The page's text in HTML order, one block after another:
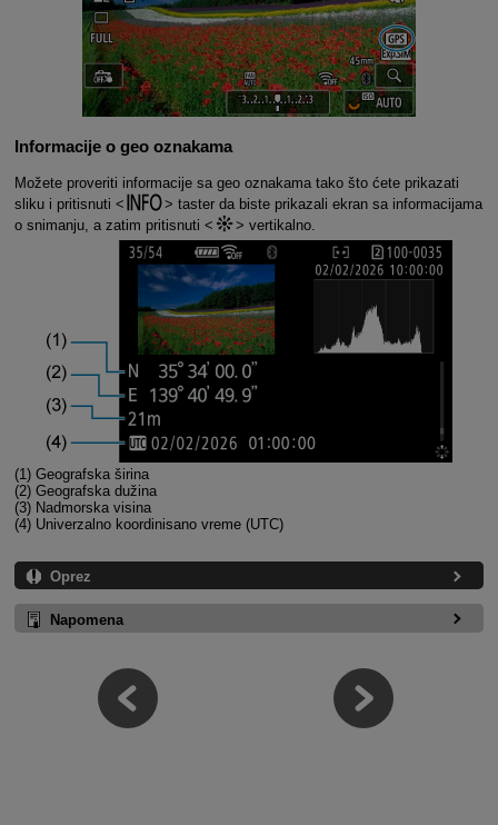
Informacije o geo oznakama
Možete proveriti informacije sa geo oznakama tako što ćete prikazati
sliku i pritisnuti
taster da biste prikazali ekran sa informacijama
o snimanju, a zatim pritisnuti
vertikalno.
(1) Geografska širina
(2) Geografska dužina
(3) Nadmorska visina
(4) Univerzalno koordinisano vreme (UTC)
Oprez
Napomena